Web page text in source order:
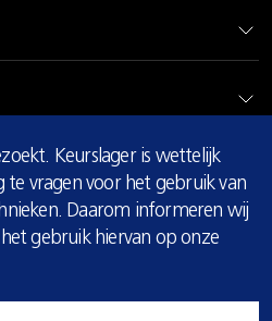
Keurslager is wettelijk
vragen voor het gebruik van
Daarom informeren wij
gebruik hiervan op onze